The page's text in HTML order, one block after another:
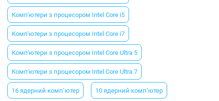
Комп'ютери з процесором Intel Core i5
Комп'ютери з процесором Intel Core i7
Комп'ютери з процесором Intel Core Ultra 5
Комп'ютери з процесором Intel Core Ultra 7
16 ядерний комп’ютер 10 ядерний комп’ютер